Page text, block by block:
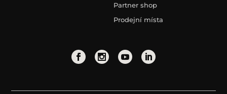
Partner shop
Prodejní místa